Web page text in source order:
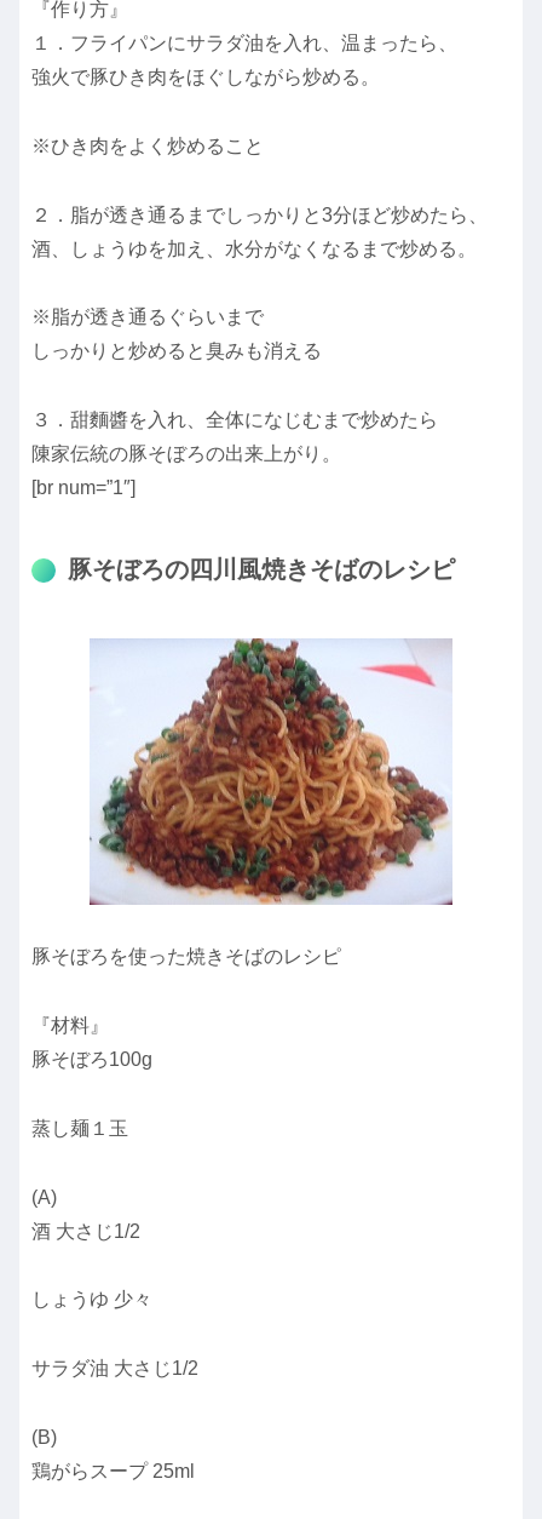
『作り方』
１．フライパンにサラダ油を入れ、温まったら、
強火で豚ひき肉をほぐしながら炒める。
※ひき肉をよく炒めること
２．脂が透き通るまでしっかりと3分ほど炒めたら、
酒、しょうゆを加え、水分がなくなるまで炒める。
※脂が透き通るぐらいまで
しっかりと炒めると臭みも消える
３．甜麵醬を入れ、全体になじむまで炒めたら
陳家伝統の豚そぼろの出来上がり。
[br num=”1″]
豚そぼろの四川風焼きそばのレシピ
豚そぼろを使った焼きそばのレシピ
『材料』
豚そぼろ100g
蒸し麺１玉
(A)
酒 大さじ1/2
しょうゆ 少々
サラダ油 大さじ1/2
(B)
鶏がらスープ 25ml